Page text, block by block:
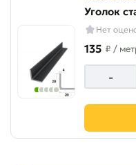
Уголок
Нет
135 ₽ /
-